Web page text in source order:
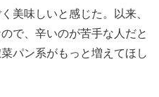
美味しいと感じた。以来、
で、辛いのが苦手な人だと
パン系がもっと増えてほし